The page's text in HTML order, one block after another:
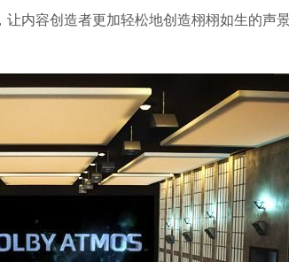
内容创造者更加轻松地创造栩栩如生的声